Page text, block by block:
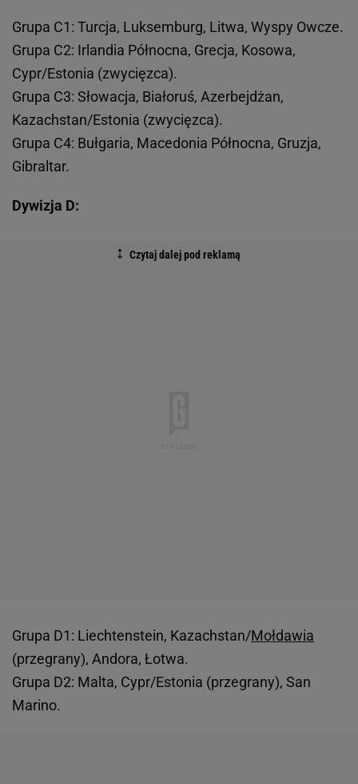
Grupa C1: Turcja, Luksemburg, Litwa, Wyspy Owcze.
Grupa C2: Irlandia Północna, Grecja, Kosowa,
Cypr/Estonia (zwycięzca).
Grupa C3: Słowacja, Białoruś, Azerbejdżan,
Kazachstan/Estonia (zwycięzca).
Grupa C4: Bułgaria, Macedonia Północna, Gruzja,
Gibraltar.
Dywizja D:
Grupa D1: Liechtenstein, Kazachstan/Mołdawia
(przegrany), Andora, Łotwa.
Grupa D2: Malta, Cypr/Estonia (przegrany), San
Marino.